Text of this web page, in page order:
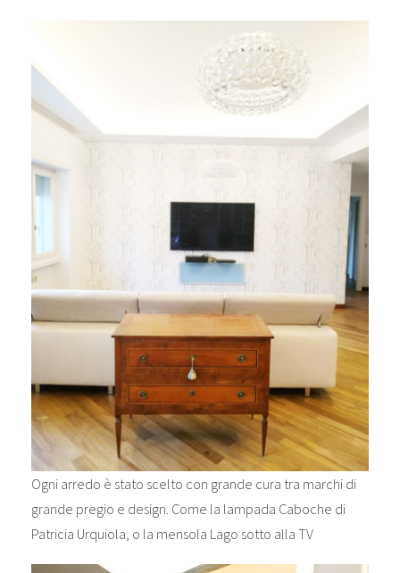
Ogni arredo è stato scelto con grande cura tra marchi di
grande pregio e design. Come la lampada Caboche di
Patricia Urquiola, o la mensola Lago sotto alla TV